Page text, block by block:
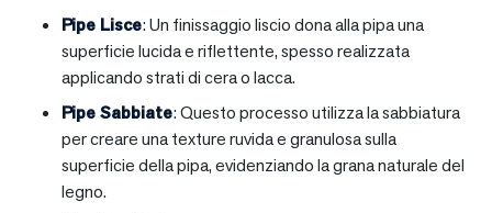
Pipe Lisce: Un finissaggio liscio dona alla pipa una
superficie lucida e riflettente, spesso realizzata
applicando strati di cera o lacca.
Pipe Sabbiate: Questo processo utilizza la sabbiatura
per creare una texture ruvida e granulosa sulla
superficie della pipa, evidenziando la grana naturale del
legno.